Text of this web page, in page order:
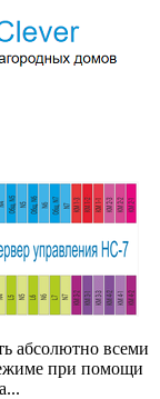
абсолютно всеми
при помощи